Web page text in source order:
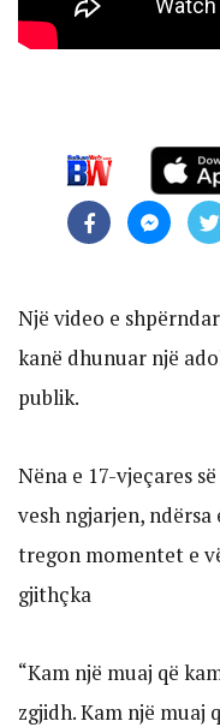
Një video e
kanë dhunuar një
publik.
Nëna e 17-vjeçares
vesh ngjarjen,
tregon momentet e
gjithçka
“Kam një muaj që
zgjidh. Kam një muaj